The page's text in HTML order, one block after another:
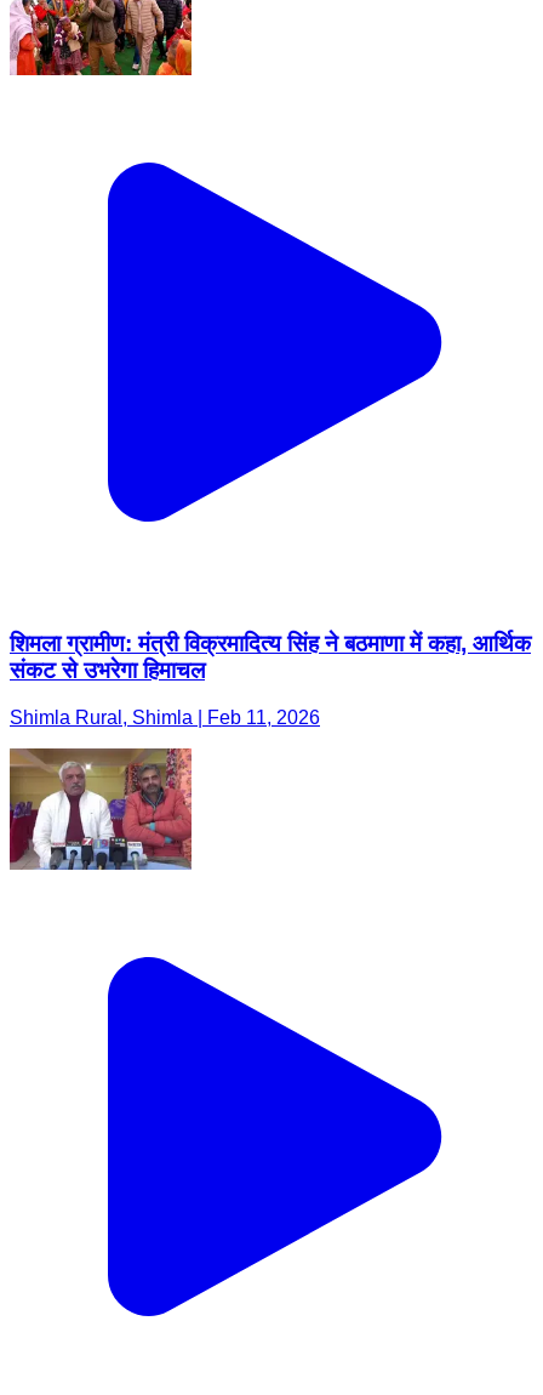
शिमला ग्रामीण: मंत्री विक्रमादित्य सिंह ने बठमाणा में कहा, आर्थिक
संकट से उभरेगा हिमाचल
Shimla Rural, Shimla | Feb 11, 2026